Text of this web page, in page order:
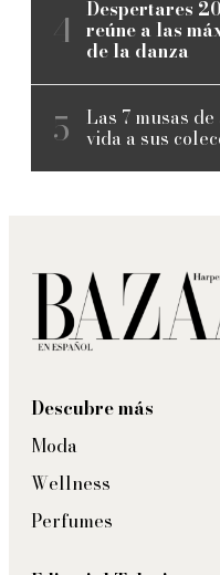
Despertares
reúne a las
de la danza
Las 7 musas
vida a sus
Descubre más
Moda
Wellness
Perfumes